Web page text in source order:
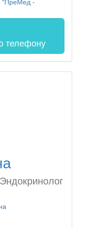
телефону
Эндокринолог